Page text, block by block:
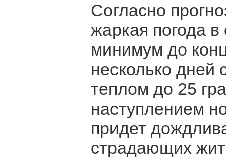
Согласно
жаркая погода в
минимум до
несколько дней
теплом до 25
наступлением
придет
страдающих